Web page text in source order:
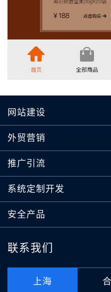
网站建设
外贸营销
推广引流
系统定制开发
安全产品
联系我们
上海